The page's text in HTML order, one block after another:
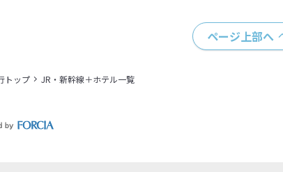
ページ上部へ
トップ JR・新幹線＋ホテル一覧